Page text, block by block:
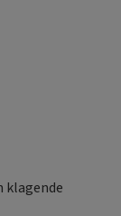
klagende